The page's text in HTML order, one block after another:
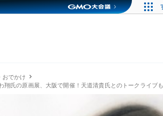
おでかけ
翔氏の原画展、大阪で開催！天道清貴氏とのトークライブも